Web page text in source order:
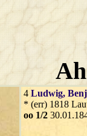
4 Ludwig,
* (err) 1818
oo 1/2